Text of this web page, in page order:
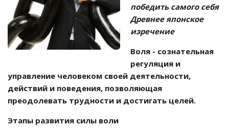
победить самого себя
Древнее японское
изречение
Воля - сознательная
регуляция и
управление человеком своей деятельности,
действий и поведения, позволяющая
преодолевать трудности и достигать целей.
Этапы развития силы воли